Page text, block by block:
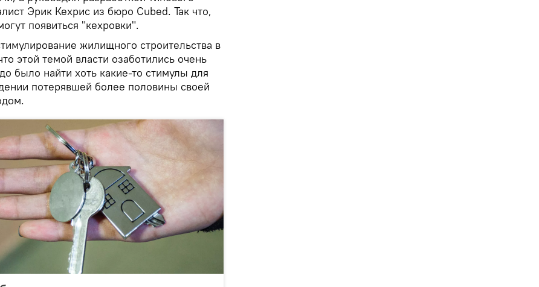
Эрик Кехрис из бюро Cubed. Так что,
появиться "кехровки".
жилищного строительства в
этой темой власти озаботились очень
было найти хоть какие-то стимулы для
потерявшей более половины своей